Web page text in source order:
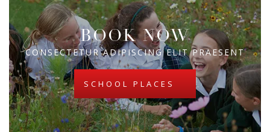
BOOK NOW
CONSECTETUR ADIPISCING ELIT PRAESENT
SCHOOL PLACES